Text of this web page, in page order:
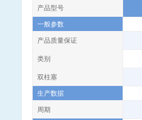
产品型号
一般参数
产品质量保证
类别
双柱塞
生产数据
周期